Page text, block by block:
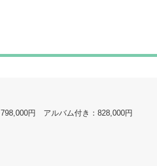
円 アルバム付き：828,000円